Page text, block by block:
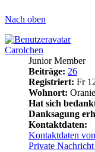
Nach oben
Carolchen
Junior Member
Beiträge: 26
Registriert: Fr
Wohnort:
Hat sich
Danksagung
Kontaktdaten:
Kontaktdaten
Private Nachricht